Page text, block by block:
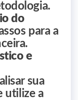
do
para a
e
sua
utilize a